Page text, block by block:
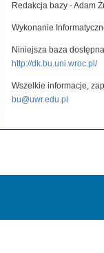
Redakcja bazy - Adam
Wykonanie
Niniejsza baza
http://dk.bu.uni.wroc.pl/
Wszelkie informacje,
bu@uwr.edu.pl